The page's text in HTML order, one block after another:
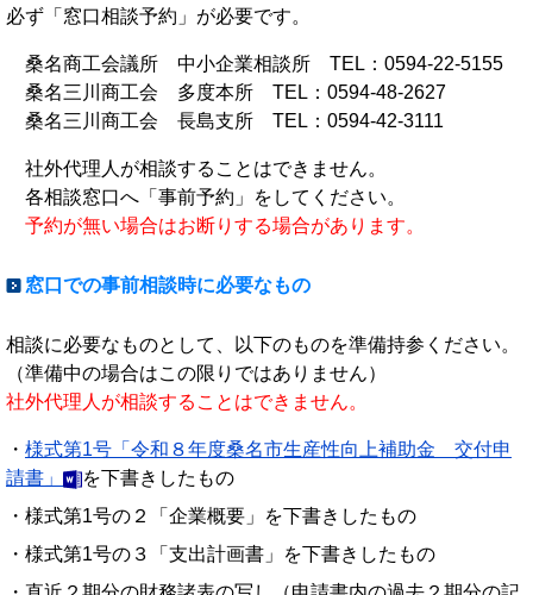
必ず「窓口相談予約」が必要です。
桑名商工会議所 中小企業相談所 TEL：0594-22-5155
桑名三川商工会 多度本所 TEL：0594-48-2627
桑名三川商工会 長島支所 TEL：0594-42-3111
社外代理人が相談することはできません。
各相談窓口へ「事前予約」をしてください。
予約が無い場合はお断りする場合があります。
窓口での事前相談時に必要なもの
相談に必要なものとして、以下のものを準備持参ください。
（準備中の場合はこの限りではありません）
社外代理人が相談することはできません。
・ 様式第1号「令和８年度桑名市生産性向上補助金 交付申
請書」
を下書きしたもの
・様式第1号の２「企業概要」を下書きしたもの
・様式第1号の３「支出計画書」を下書きしたもの